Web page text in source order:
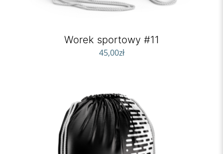
Worek sportowy #11
45,00zł